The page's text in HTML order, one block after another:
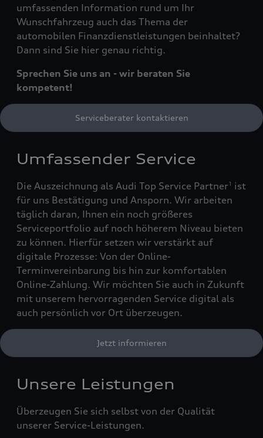
umfassenden Information rund um Ihr
Wunschfahrzeug auch das Thema der
automobilen Finanzdienstleistungen beinhaltet?
Dann sind Sie hier genau richtig.
Sprechen Sie uns an - wir beraten Sie
kompetent!
Serviceberater kontaktieren
Umfassender Service
Die Auszeichnung als Audi Top Service Partner1
ist
für uns Bestätigung und Ansporn. Wir arbeiten
täglich daran, Ihnen ein noch größeres
Serviceportfolio auf noch höherem Niveau bieten
zu können. Hierfür setzen wir verstärkt auf
digitale Prozesse: Von der Online-
Terminvereinbarung bis hin zur komfortablen
Online-Zahlung. Wir möchten Sie auch in Zukunft
mit unserem hervorragenden Service digital als
auch persönlich vor Ort überzeugen.
Jetzt informieren
Unsere Leistungen
Überzeugen Sie sich selbst von der Qualität
unserer Service-Leistungen.